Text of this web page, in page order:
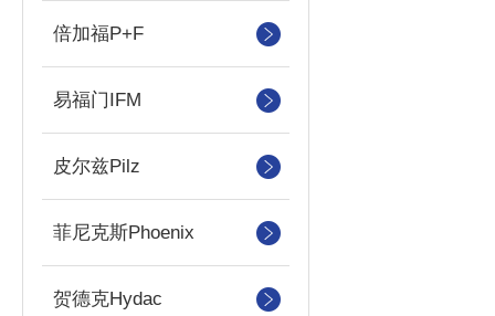
倍加福P+F
易福门IFM
皮尔兹Pilz
菲尼克斯Phoenix
贺德克Hydac